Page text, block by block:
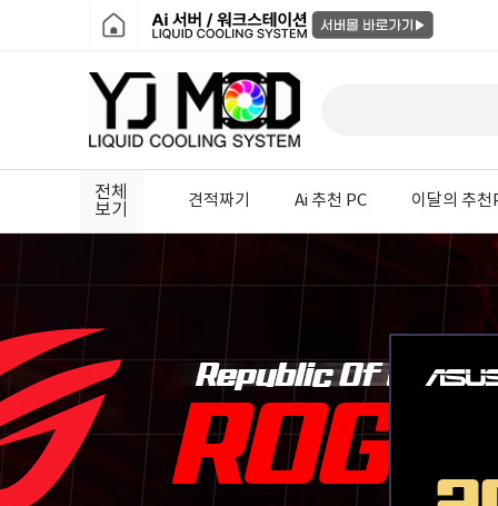
전체
보기
견적짜기 Ai 추천 PC 이달의 추천